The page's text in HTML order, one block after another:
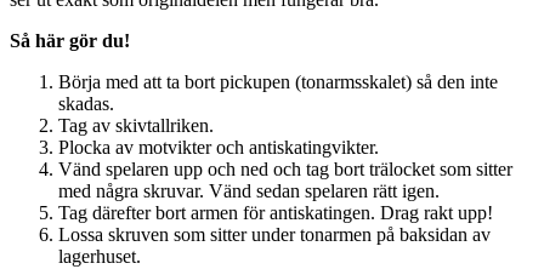
Så här gör du!
Börja med att ta bort pickupen (tonarmsskalet) så den inte
skadas.
Tag av skivtallriken.
Plocka av motvikter och antiskatingvikter.
Vänd spelaren upp och ned och tag bort trälocket som sitter
med några skruvar. Vänd sedan spelaren rätt igen.
Tag därefter bort armen för antiskatingen. Drag rakt upp!
Lossa skruven som sitter under tonarmen på baksidan av
lagerhuset.